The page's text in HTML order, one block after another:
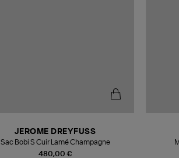
480,00 €
JEROME DREYFUSS
Sac Bobi S Cuir Lamé Champagne